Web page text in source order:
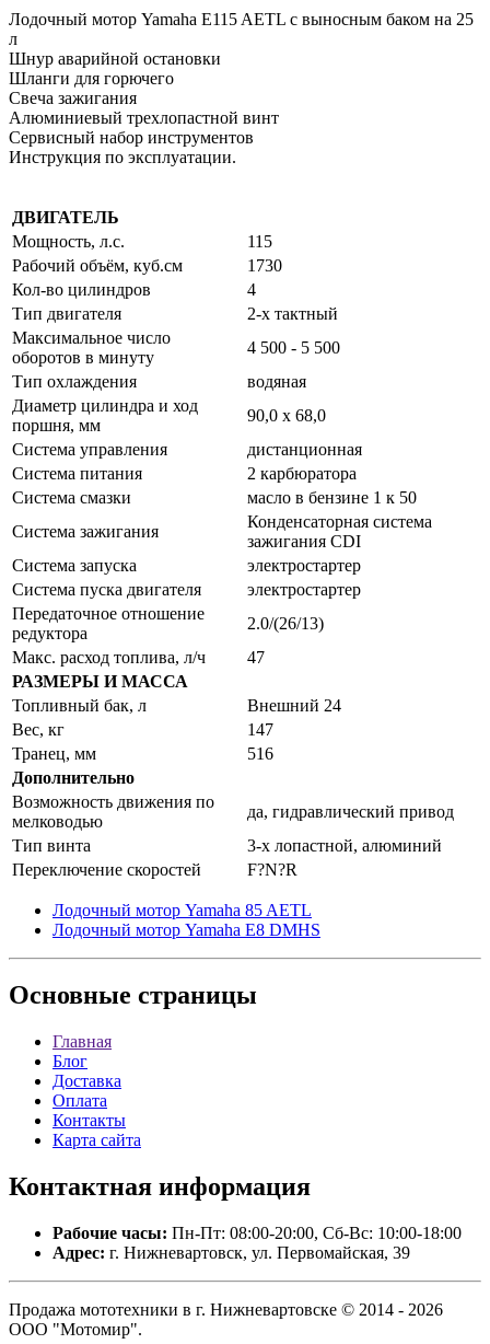
Лодочный мотор Yamaha E115 AETL с выносным баком на 25
л
Шнур аварийной остановки
Шланги для горючего
Свеча зажигания
Алюминиевый трехлопастной винт
Сервисный набор инструментов
Инструкция по эксплуатации.
ДВИГАТЕЛЬ
Мощность, л.с.
115
Рабочий объём, куб.см
1730
Кол-во цилиндров
4
Тип двигателя
2-х тактный
Максимальное число
оборотов в минуту
4 500 - 5 500
Тип охлаждения
водяная
Диаметр цилиндра и ход
поршня, мм
90,0 x 68,0
Система управления
дистанционная
Система питания
2 карбюратора
Система смазки
масло в бензине 1 к 50
Система зажигания
Конденсаторная система
зажигания CDI
Система запуска
электростартер
Система пуска двигателя
электростартер
Передаточное отношение
редуктора
2.0/(26/13)
Макс. расход топлива, л/ч
47
РАЗМЕРЫ И МАССА
Топливный бак, л
Внешний 24
Вес, кг
147
Транец, мм
516
Дополнительно
Возможность движения по
мелководью
да, гидравлический привод
Тип винта
3-х лопастной, алюминий
Переключение скоростей
F?N?R
Лодочный мотор Yamaha 85 AETL
Лодочный мотор Yamaha E8 DMHS
Основные страницы
Главная
Блог
Доставка
Оплата
Контакты
Карта сайта
Контактная информация
Рабочие часы: Пн-Пт: 08:00-20:00, Сб-Вс: 10:00-18:00
Адрес: г. Нижневартовск, ул. Первомайская, 39
Продажа мототехники в г. Нижневартовске © 2014 - 2026
ООО "Мотомир".